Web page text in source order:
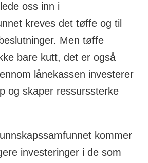
oss inn i
kreves det tøffe og til
Men tøffe
bare kutt, det er også
lånekassen investerer
og skaper ressurssterke
kommer
investeringer i de som